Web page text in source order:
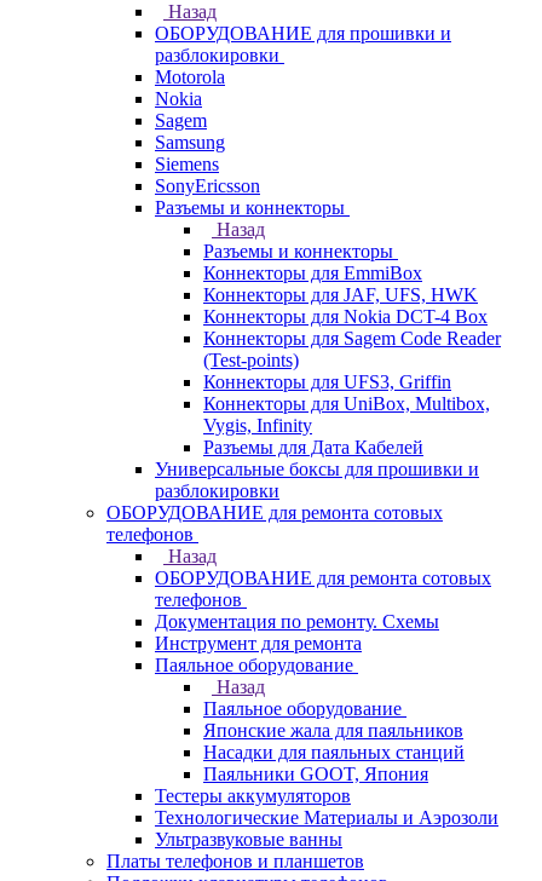
Назад
ОБОРУДОВАНИЕ для прошивки и
разблокировки
Motorola
Nokia
Sagem
Samsung
Siemens
SonyEricsson
Разъемы и коннекторы
Назад
Разъемы и коннекторы
Коннекторы для EmmiBox
Коннекторы для JAF, UFS, HWK
Коннекторы для Nokia DCT-4 Box
Коннекторы для Sagem Code Reader
(Test-points)
Коннекторы для UFS3, Griffin
Коннекторы для UniBox, Multibox,
Vygis, Infinity
Разъемы для Дата Кабелей
Универсальные боксы для прошивки и
разблокировки
ОБОРУДОВАНИЕ для ремонта сотовых
телефонов
Назад
ОБОРУДОВАНИЕ для ремонта сотовых
телефонов
Документация по ремонту. Схемы
Инструмент для ремонта
Паяльное оборудование
Назад
Паяльное оборудование
Японские жала для паяльников
Насадки для паяльных станций
Паяльники GOOT, Япония
Тестеры аккумуляторов
Технологические Материалы и Аэрозоли
Ультразвуковые ванны
Платы телефонов и планшетов